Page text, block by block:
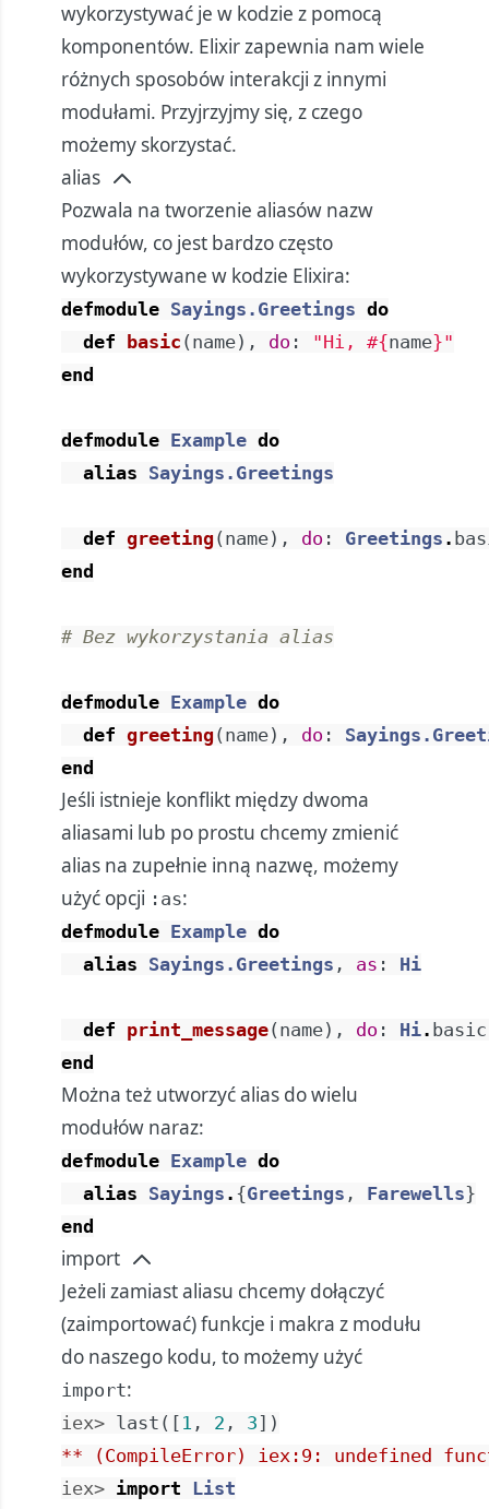
wykorzystywać je w kodzie z pomocą
komponentów. Elixir zapewnia nam wiele
różnych sposobów interakcji z innymi
modułami. Przyjrzyjmy się, z czego
możemy skorzystać.
alias
Pozwala na tworzenie aliasów nazw
modułów, co jest bardzo często
wykorzystywane w kodzie Elixira:
defmodule Sayings.Greetings do
def
basic ( name) , do : "Hi, #{name}"
end
defmodule Example do
alias Sayings.Greetings
def greeting( name) , do : Greetings .
end
# Bez wykorzystania alias
defmodule Example do
def greeting( name) , do :
end
Jeśli istnieje konflikt między dwoma
aliasami lub po prostu chcemy zmienić
alias na zupełnie inną nazwę, możemy
użyć opcji :as:
defmodule Example do
alias Sayings.Greetings , as : Hi
def print_message( name) , do : Hi. basic
end
Można też utworzyć alias do wielu
modułów naraz:
defmodule Example do
alias Sayings . {Greetings , Farewells}
end
import
Jeżeli zamiast aliasu chcemy dołączyć
(zaimportować) funkcje i makra z modułu
do naszego kodu, to możemy użyć
import:
iex> last ( [ 1 , 2 , 3] )
** (CompileError) iex:9: undefined
iex> import
List